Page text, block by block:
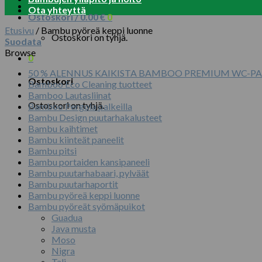
Ostoskori /0.00€0
Ostoskori on tyhjä.
0
Ostoskori
Ostoskori on tyhjä.
Ota yhteyttä
Etusivu / Bambu pyöreä keppi luonne
Suodata
Browse
50 % ALENNUS KAIKISTA BAMBOO PREMIUM WC-
Bamboo Eco Cleaning tuotteet
Bamboo Lautasliinat
Bamboo Pergola palkeilla
Bambu Design puutarhakalusteet
Bambu kaihtimet
Bambu kiinteät paneelit
Bambu pitsi
Bambu portaiden kansipaneeli
Bambu puutarhabaari, pylväät
Bambu puutarhaportit
Bambu pyöreä keppi luonne
Bambu pyöreät syömäpuikot
Guadua
Java musta
Moso
Nigra